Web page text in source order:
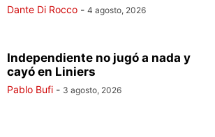
Dante Di Rocco - 4 agosto, 2026
Independiente no jugó a nada y
cayó en Liniers
Pablo Bufi - 3 agosto, 2026